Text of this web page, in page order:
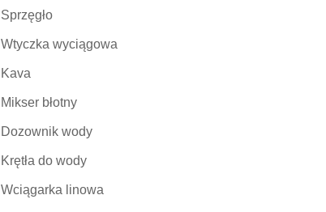
Sprzęgło
Wtyczka wyciągowa
Kava
Mikser błotny
Dozownik wody
Krętła do wody
Wciągarka linowa